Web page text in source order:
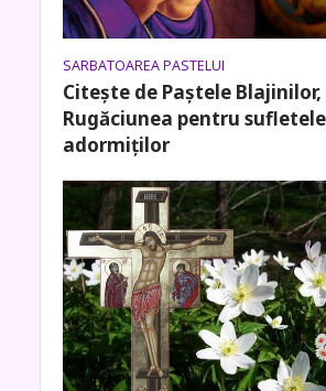
SARBATOAREA PASTELUI
Citește de Paștele Blajinilor,
Rugăciunea pentru sufletele
adormiților